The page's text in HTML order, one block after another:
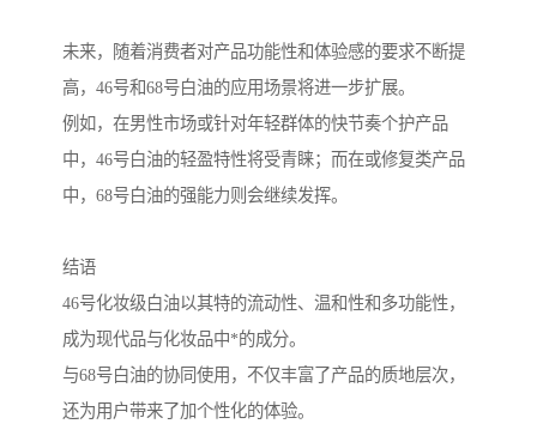
未来，随着消费者对产品功能性和体验感的要求不断提
高，46号和68号白油的应用场景将进一步扩展。
例如，在男性市场或针对年轻群体的快节奏个护产品
中，46号白油的轻盈特性将受青睐；而在或修复类产品
中，68号白油的强能力则会继续发挥。
结语
46号化妆级白油以其特的流动性、温和性和多功能性，
成为现代品与化妆品中*的成分。
与68号白油的协同使用，不仅丰富了产品的质地层次，
还为用户带来了加个性化的体验。